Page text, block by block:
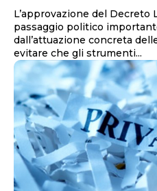
L’approvazione del Decreto
passaggio politico
dall’attuazione concreta
evitare che gli strumenti...